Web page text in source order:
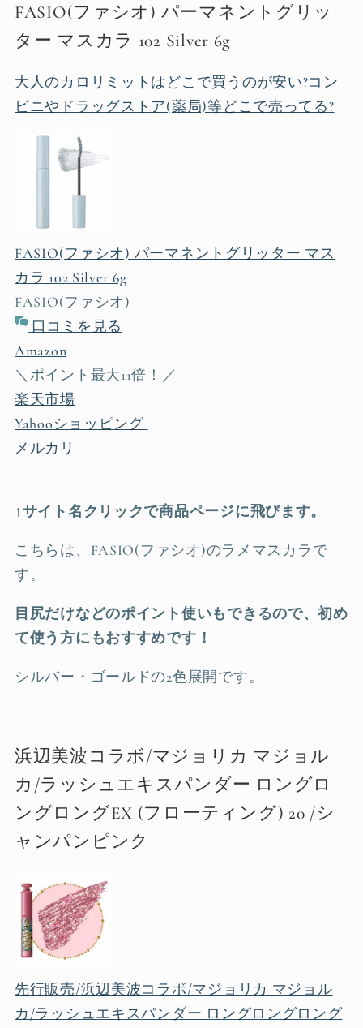
FASIO(ファシオ) パーマネントグリッ
ター マスカラ 102 Silver 6g
大人のカロリミットはどこで買うのが安い?コン
ビニやドラッグストア(薬局)等どこで売ってる?
FASIO(ファシオ) パーマネントグリッター マス
カラ 102 Silver 6g
FASIO(ファシオ)
口コミを見る
Amazon
＼ポイント最大11倍！／
楽天市場
Yahooショッピング
メルカリ
↑サイト名クリックで商品ページに飛びます。
こちらは、FASIO(ファシオ)のラメマスカラで
す。
目尻だけなどのポイント使いもできるので、初め
て使う方にもおすすめです！
シルバー・ゴールドの2色展開です。
浜辺美波コラボ/マジョリカ マジョル
カ/ラッシュエキスパンダー ロングロ
ングロングEX (フローティング) 20 /シ
ャンパンピンク
先行販売/浜辺美波コラボ/マジョリカ マジョル
カ/ラッシュエキスパンダー ロングロングロング